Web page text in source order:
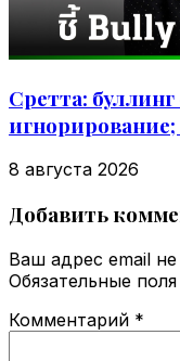
Сретта:
8 августа 2026
Добавить
Ваш адрес email
Обязательные
Комментарий *